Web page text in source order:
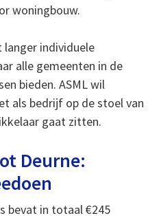
woningbouw.
langer individuele
alle gemeenten in de
bieden. ASML wil
als bedrijf op de stoel van
gaat zitten.
Deurne:
bevat in totaal €245